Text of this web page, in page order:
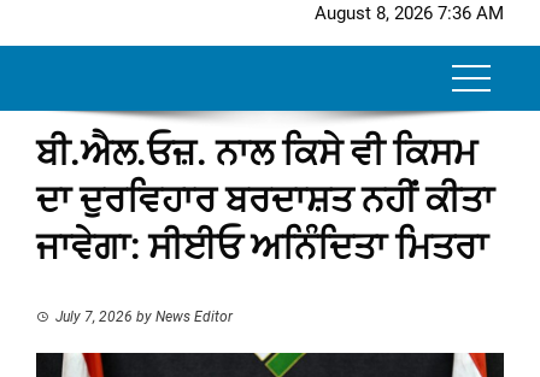
August 8, 2026 7:36 AM
ਬੀ.ਐਲ.ਓਜ਼. ਨਾਲ ਕਿਸੇ ਵੀ ਕਿਸਮ
ਦਾ ਦੁਰਵਿਹਾਰ ਬਰਦਾਸ਼ਤ ਨਹੀਂ ਕੀਤਾ
ਜਾਵੇਗਾ: ਸੀਈਓ ਅਨਿੰਦਿਤਾ ਮਿਤਰਾ
July 7, 2026 by News Editor